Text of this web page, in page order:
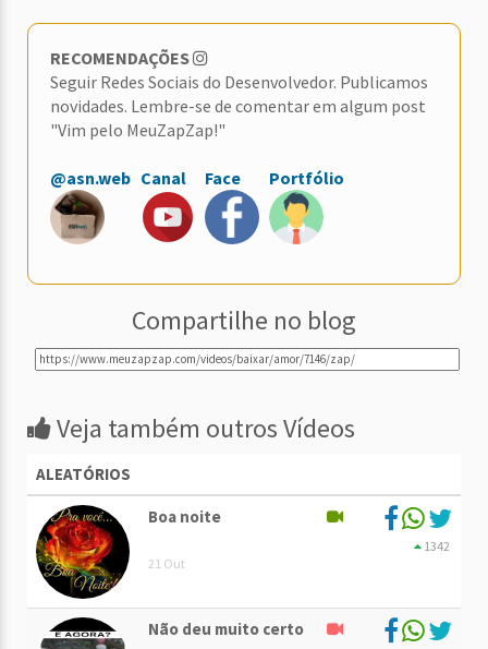
RECOMENDAÇÕES
Seguir Redes Sociais do Desenvolvedor. Publicamos
novidades. Lembre-se de comentar em algum post
"Vim pelo MeuZapZap!"
@asn.web Canal Face Portfólio
Compartilhe no blog
Veja também outros Vídeos
ALEATÓRIOS
Boa noite
21 Out
1342
Não deu muito certo